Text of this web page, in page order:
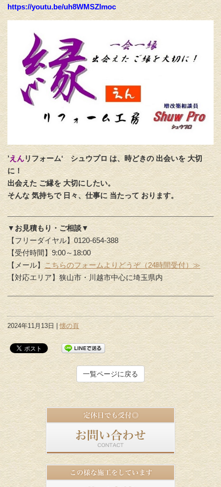
https://youtu.be/uh8WMSZImoc
’えんリフォーム‘ シュウプロ は、時どきの 出会いを 大切
に！
出会えた ご縁を 大切にしたい。
そんな 気持ちで 日々、仕事に 当たって おります。
▼お見積もり・ご相談▼
【フリーダイヤル】0120-654-388
【受付時間】9:00～18:00
【メール】
こちらのフォームよりどうぞ（24時間受付）≫
【対応エリア】狭山市・川越市中心に埼玉県内
2024年11月13日 |懐の頁
一覧ページに戻る